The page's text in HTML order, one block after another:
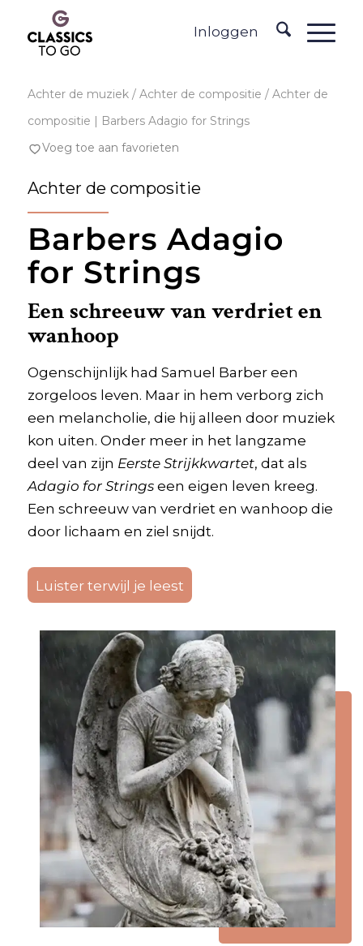
Inloggen
Achter de muziek/ Achter de compositie / Achter de
compositie | Barbers Adagio for Strings
Voeg toe aan favorieten
Achter de compositie
Barbers Adagio
for Strings
Een schreeuw van verdriet en
wanhoop
Ogenschijnlijk had Samuel Barber een
zorgeloos leven. Maar in hem verborg zich
een melancholie, die hij alleen door muziek
kon uiten. Onder meer in het langzame
deel van zijn Eerste Strijkkwartet, dat als
Adagio for Stringseen eigen leven kreeg.
Een schreeuw van verdriet en wanhoop die
door lichaam en ziel snijdt.
Luister terwijl je leest